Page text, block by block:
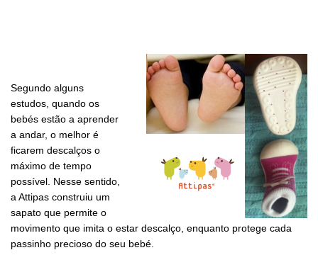
Segundo alguns
estudos, quando os
bebés estão a aprender
a andar, o melhor é
ficarem descalços o
máximo de tempo
possível. Nesse sentido,
a Attipas construiu um
sapato que permite o
movimento que imita o estar descalço, enquanto protege cada
passinho precioso do seu bebé.